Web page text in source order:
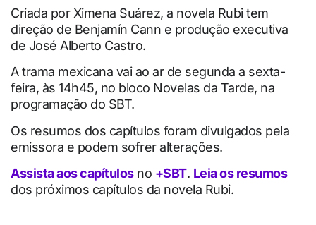
Criada por Ximena Suárez, a novela Rubi tem
direção de Benjamín Cann e produção executiva
de José Alberto Castro.
A trama mexicana vai ao ar de segunda a sexta-
feira, às 14h45, no bloco Novelas da Tarde, na
programação do SBT.
Os resumos dos capítulos foram divulgados pela
emissora e podem sofrer alterações.
Assista aos capítulosno +SBT. Leia os resumos
dos próximos capítulos da novela Rubi.